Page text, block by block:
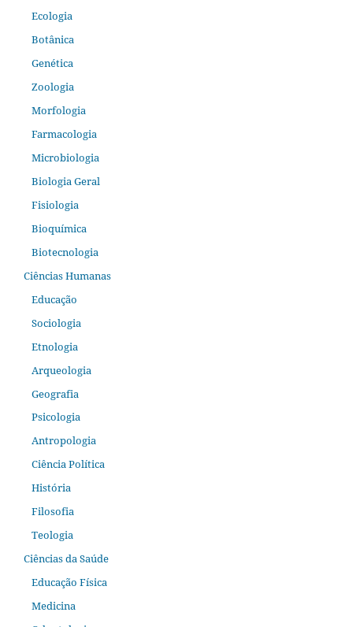
Ecologia
Botânica
Genética
Zoologia
Morfologia
Farmacologia
Microbiologia
Biologia Geral
Fisiologia
Bioquímica
Biotecnologia
Ciências Humanas
Educação
Sociologia
Etnologia
Arqueologia
Geografia
Psicologia
Antropologia
Ciência Política
História
Filosofia
Teologia
Ciências da Saúde
Educação Física
Medicina